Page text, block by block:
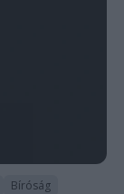
Bíróság